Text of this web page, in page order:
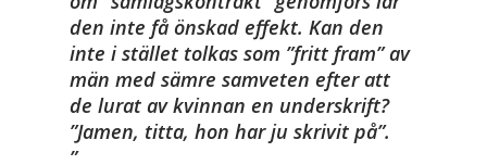
den inte få önskad effekt. Kan den
inte i ­stället ­tolkas som ”fritt fram” av
män med sämre samveten efter att
de ­lurat av kvinnan en underskrift?
”Jamen, titta, hon har ju skrivit på”.